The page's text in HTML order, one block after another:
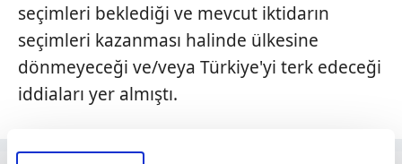
seçimleri beklediği ve mevcut iktidarın
seçimleri kazanması halinde ülkesine
dönmeyeceği ve/veya Türkiye'yi terk edeceği
iddiaları yer almıştı.